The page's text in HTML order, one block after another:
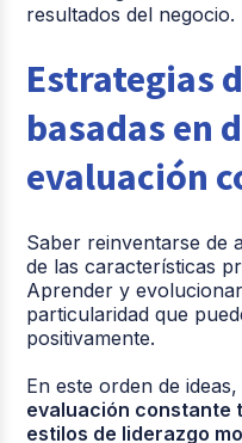
resultados del negocio.
Estrategias
basadas en
evaluación
Saber reinventarse de
de las características
Aprender y
particularidad que
positivamente.
En este orden de ideas,
evaluación
estilos de liderazgo